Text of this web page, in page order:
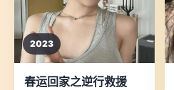
2023
春运回家之逆行救援